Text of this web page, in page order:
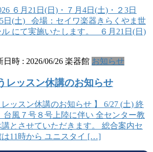
６月21日(日)・７月4日(土)・２3日
日(土) 会場：セイワ楽器きらくやま世
にて実施いたします。 ６月21日(日)
日時 : 2026/06/26 楽器館 お知らせ
レッスン休講のお知らせ
レッスン休講のお知らせ 】 6/27 (土) 終
台風７号８号上陸に伴い 全センター教
とさせていただきます。 総合案内セ
は11時から ユニスタイ […]